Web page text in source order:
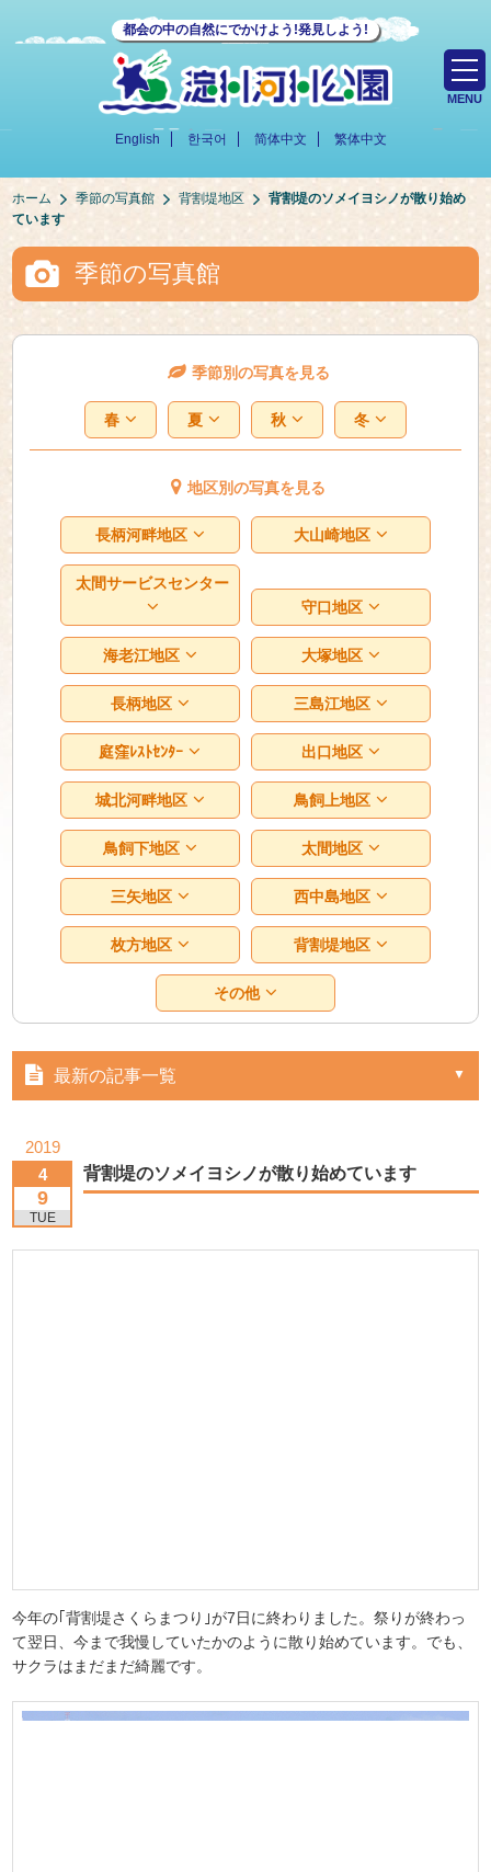
都会の中の自然にでかけよう!発見しよう!
English 한국어 简体中文 繁体中文
MENU
ホーム 季節の写真館 背割堤地区
背割堤のソメイヨシノが散り始め
ています
季節の写真館
季節別の写真を見る
春 夏 秋 冬
地区別の写真を見る
長柄河畔地区 大山崎地区
太間サービスセンター
守口地区
海老江地区 大塚地区
長柄地区 三島江地区
庭窪ﾚｽﾄｾﾝﾀｰ 出口地区
城北河畔地区 鳥飼上地区
鳥飼下地区 太間地区
三矢地区 西中島地区
枚方地区 背割堤地区
その他
最新の記事一覧
2019
4
9
TUE
背割堤のソメイヨシノが散り始めています
今年の｢背割堤さくらまつり｣が7日に終わりました。祭りが終わっ
て翌日、今まで我慢していたかのように散り始めています。でも、
サクラはまだまだ綺麗です。